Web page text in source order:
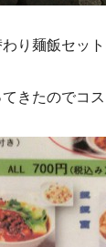
り麺飯セット
きたのでコ